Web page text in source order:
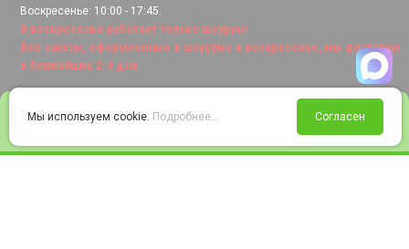
Войти Избранное Корзина
Воскресенье: 10:00 - 17:45.
В воскресенье работает только шоурум!
Все заказы, оформленные в шоуруме в воскресенье, мы доставим
в ближайшие 2-3 дня.
Мы используем cookie. Подробнее... Согласен